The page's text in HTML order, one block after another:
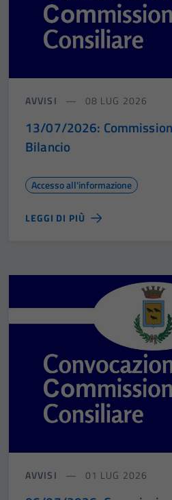
AVVISI 08 LUG 2026
13/07/2026:
Bilancio
Accesso all'informazione
LEGGI DI PIÙ
AVVISI 01 LUG 2026